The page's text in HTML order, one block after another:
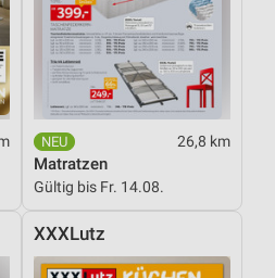
26,8 km
Matratzen
Gültig bis Fr. 14.08.
XXXLutz